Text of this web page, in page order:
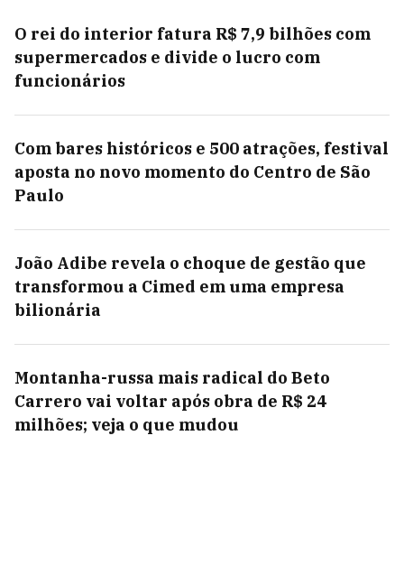
O rei do interior fatura R$ 7,9 bilhões com
supermercados e divide o lucro com
funcionários
Com bares históricos e 500 atrações, festival
aposta no novo momento do Centro de São
Paulo
João Adibe revela o choque de gestão que
transformou a Cimed em uma empresa
bilionária
Montanha-russa mais radical do Beto
Carrero vai voltar após obra de R$ 24
milhões; veja o que mudou